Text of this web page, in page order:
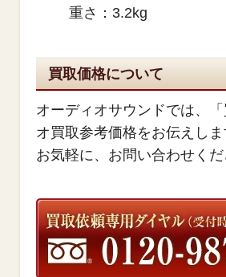
重さ：3.2kg
買取価格について
オーディオサウンドでは、
オ買取参考価格をお伝えしま
お気軽に、お問い合わせくだ